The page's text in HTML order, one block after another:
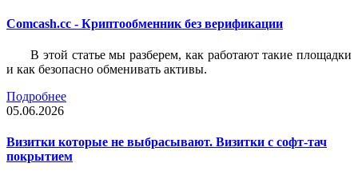
Comcash.cc - Криптообменник без верификации
В этой статье мы разберем, как работают такие площадки
и как безопасно обменивать активы.
Подробнее
05.06.2026
Визитки которые не выбрасывают. Визитки с софт-тач
покрытием